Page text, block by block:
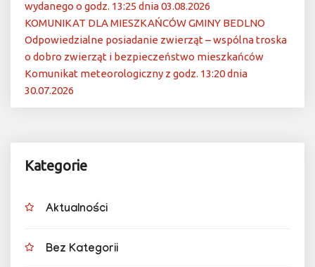
wydanego o godz. 13:25 dnia 03.08.2026
KOMUNIKAT DLA MIESZKAŃCÓW GMINY BEDLNO
Odpowiedzialne posiadanie zwierząt – wspólna troska
o dobro zwierząt i bezpieczeństwo mieszkańców
Komunikat meteorologiczny z godz. 13:20 dnia
30.07.2026
Kategorie
Aktualności
Bez Kategorii